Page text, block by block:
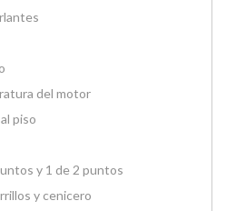
del motor
piso
y 1 de 2 puntos
y cenicero